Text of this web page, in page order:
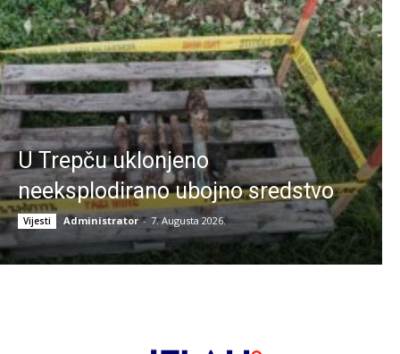
U Trepču uklonjeno
neeksplodirano ubojno sredstvo
Vijesti Administrator - 7. Augusta 2026.